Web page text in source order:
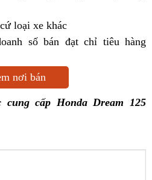
loại xe khác
số bán đạt chỉ tiêu hàng
nơi bán
cấp Honda Dream 125